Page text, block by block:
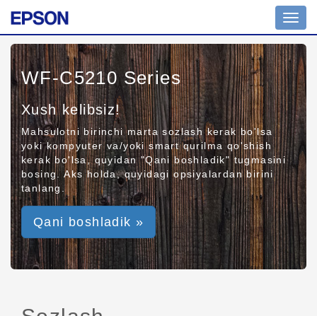
WF-C5210 Series
Xush kelibsiz!
Mahsulotni birinchi marta sozlash kerak bo'lsa
yoki kompyuter va/yoki smart qurilma qo'shish
kerak bo'lsa, quyidan "Qani boshladik" tugmasini
bosing. Aks holda, quyidagi opsiyalardan birini
tanlang.
Qani boshladik »